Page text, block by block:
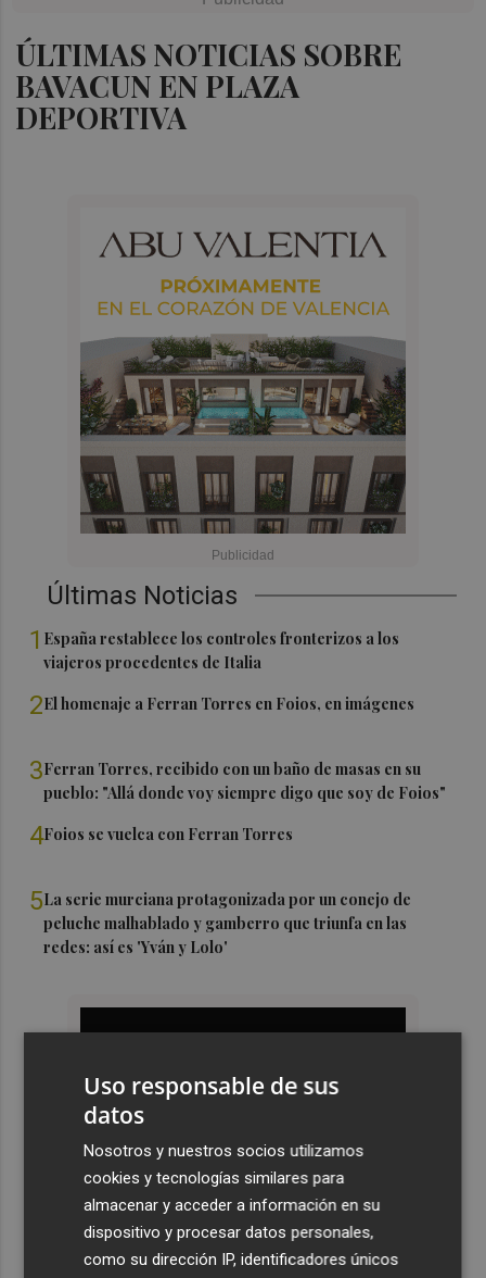
ÚLTIMAS NOTICIAS SOBRE
BAVACUN EN PLAZA
DEPORTIVA
Últimas Noticias
1 España restablece los controles fronterizos a los
viajeros procedentes de Italia
2El homenaje a Ferran Torres en Foios, en imágenes
3Ferran Torres, recibido con un baño de masas en su
pueblo: "Allá donde voy siempre digo que soy de Foios"
4Foios se vuelca con Ferran Torres
5La serie murciana protagonizada por un conejo de
peluche malhablado y gamberro que triunfa en las
redes: así es 'Yván y Lolo'
Uso responsable de sus
datos
Nosotros y nuestros socios utilizamos
cookies y tecnologías similares para
almacenar y acceder a información en su
dispositivo y procesar datos personales,
como su dirección IP, identificadores únicos